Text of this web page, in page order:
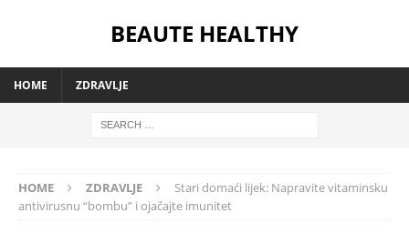
BEAUTE HEALTHY
HOME ZDRAVLJE
HOME ZDRAVLJE
Stari domaći lijek: Napravite vitaminsku
antivirusnu “bombu” i ojačajte imunitet